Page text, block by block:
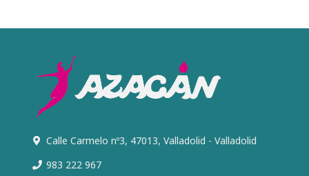
Calle Carmelo nº3, 47013, Valladolid - Valladolid
983 222 967